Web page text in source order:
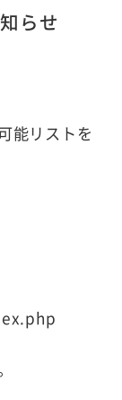
らせ
能リストを